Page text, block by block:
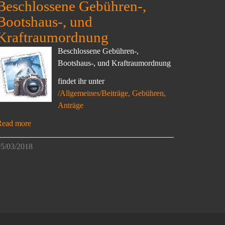
Gebühren-,
, und
Beschlossene Gebühren-,
Bootshaus-, und Kraftraumordnung
findet ihr unter
/Allgemeines/Beiträge, Gebühren,
Anträge
more
03/2018